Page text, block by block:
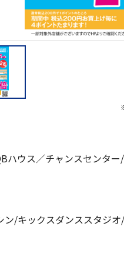
ハウス／チャンスセンタ
/キックスダンススタジ